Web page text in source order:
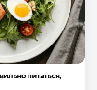
питаться,